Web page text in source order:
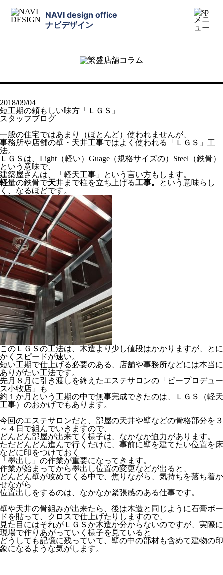
NAVI design office
ナビデザイン
2018/09/04
短工期の頼もしい味方「ＬＧＳ」
スタッフブログ
一般の住宅ではあまり（ほとんど）使われませんが、
事務所や店舗の壁・天井工事ではよく使われる「ＬＧＳ」工
法。
ＬＧＳは、Light（軽い）Guage（規格サイズの）Steel（鉄骨）
という意味で、
建築屋さんは、「軽天工事」という言い方もします。
軽量の鉄骨で天井まで柱を立ち上げる工事。
という意味らし
く、なるほどです。
このＬＧＳの工法は、木造より少し値段はかかりますが、とに
かくスピードが速い。
短い工期で仕上げる必要のある、店舗や事務所などには本当に
ありがたい工法です。
先月８月に引き渡しを終えたエステサロンの「ビープロデュー
ス小牧店」も
約１か月という工期の中で無事完成できたのは、ＬＧＳ（軽天
工事）のおかげでもあります。
今回のエステサロンだと、部屋の天井や壁などの骨格部分を３
～４日で組んでいきますので、
どんどん部屋が出来てく様子は、なかなか迫力があります。
ただどんどん進んで行くだけに、事前に壁を建てたい位置を床
などに印をつけておく
「墨出し」の作業が重要になってきます。
作業が始まってから墨出し位置の変更などが出ると、
どんどん壁が攻めてくる中で、焦りながら、気持ちを落ち着か
せながら
位置出しをするのは、なかなか緊張感のある仕事です。
壁や天井の骨組みが出来たら、後は木造と同じように石膏ボー
ドを貼って、クロスで仕上げたりしますので、
見た目にはそれがＬＧＳか木造か分からないのですが、実際に
現場で作りあがっていく様子を見ていると
どうしても記憶に残っていて、壁の中の部材も含めて建物の印
象になるような気がします。